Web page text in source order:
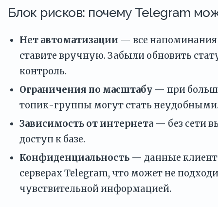
Блок рисков: почему Telegram
Нет автоматизации — все
ставите вручную. Забыли обновить
контроль.
Ограничения по масштабу — при
топик-группы могут стать
Зависимость от интернета — без сети
доступ к базе.
Конфиденциальность — данные
серверах Telegram, что может не
чувствительной информацией.